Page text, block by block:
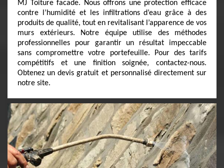
MJ Toiture facade. Nous offrons une protection efficace
contre l’humidité et les infiltrations d’eau grâce à des
produits de qualité, tout en revitalisant l’apparence de vos
murs extérieurs. Notre équipe utilise des méthodes
professionnelles pour garantir un résultat impeccable
sans compromettre votre portefeuille. Pour des tarifs
compétitifs et une finition soignée, contactez-nous.
Obtenez un devis gratuit et personnalisé directement sur
notre site.